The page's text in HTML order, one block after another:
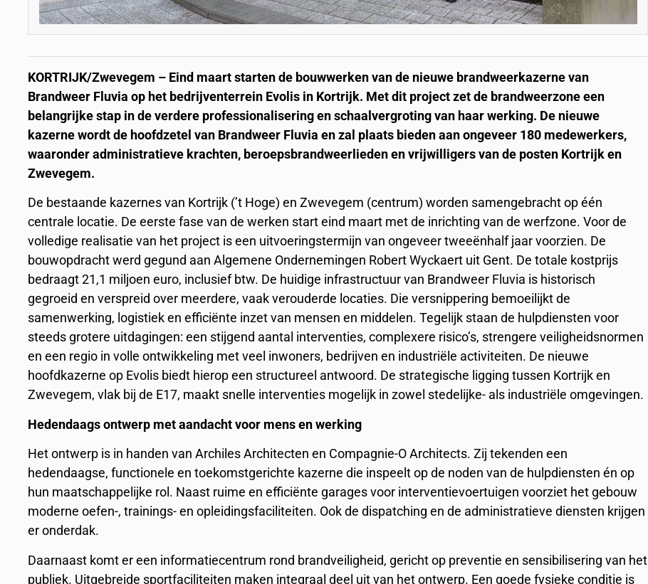
KORTRIJK/Zwevegem – Eind maart starten de bouwwerken van de nieuwe brandweerkazerne van
Brandweer Fluvia op het bedrijventerrein Evolis in Kortrijk. Met dit project zet de brandweerzone een
belangrijke stap in de verdere professionalisering en schaalvergroting van haar werking. De nieuwe
kazerne wordt de hoofdzetel van Brandweer Fluvia en zal plaats bieden aan ongeveer 180 medewerkers,
waaronder administratieve krachten, beroepsbrandweerlieden en vrijwilligers van de posten Kortrijk en
Zwevegem.
De bestaande kazernes van Kortrijk (’t Hoge) en Zwevegem (centrum) worden samengebracht op één
centrale locatie. De eerste fase van de werken start eind maart met de inrichting van de werfzone. Voor de
volledige realisatie van het project is een uitvoeringstermijn van ongeveer tweeënhalf jaar voorzien. De
bouwopdracht werd gegund aan Algemene Ondernemingen Robert Wyckaert uit Gent. De totale kostprijs
bedraagt 21,1 miljoen euro, inclusief btw. De huidige infrastructuur van Brandweer Fluvia is historisch
gegroeid en verspreid over meerdere, vaak verouderde locaties. Die versnippering bemoeilijkt de
samenwerking, logistiek en efficiënte inzet van mensen en middelen. Tegelijk staan de hulpdiensten voor
steeds grotere uitdagingen: een stijgend aantal interventies, complexere risico’s, strengere veiligheidsnormen
en een regio in volle ontwikkeling met veel inwoners, bedrijven en industriële activiteiten. De nieuwe
hoofdkazerne op Evolis biedt hierop een structureel antwoord. De strategische ligging tussen Kortrijk en
Zwevegem, vlak bij de E17, maakt snelle interventies mogelijk in zowel stedelijke- als industriële omgevingen.
Hedendaags ontwerp met aandacht voor mens en werking
Het ontwerp is in handen van Archiles Architecten en Compagnie-O Architects. Zij tekenden een
hedendaagse, functionele en toekomstgerichte kazerne die inspeelt op de noden van de hulpdiensten én op
hun maatschappelijke rol. Naast ruime en efficiënte garages voor interventievoertuigen voorziet het gebouw
moderne oefen-, trainings- en opleidingsfaciliteiten. Ook de dispatching en de administratieve diensten krijgen
er onderdak.
Daarnaast komt er een informatiecentrum rond brandveiligheid, gericht op preventie en sensibilisering van het
publiek. Uitgebreide sportfaciliteiten maken integraal deel uit van het ontwerp. Een goede fysieke conditie is